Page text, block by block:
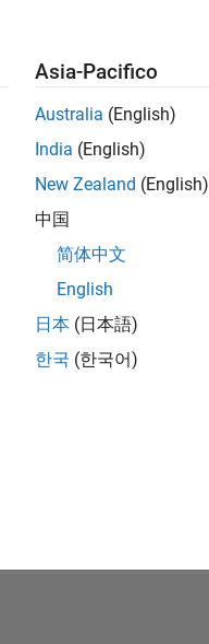
Asia-Pacifico
Australia (English)
India (English)
New Zealand (English)
中国
简体中文
English
日本 (日本語)
한국 (한국어)